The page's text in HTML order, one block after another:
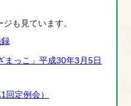
も見ています。
まっこ」平成30年3月5日
回定例会）